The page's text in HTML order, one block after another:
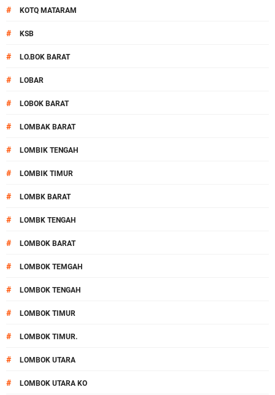
# KOTQ MATARAM
# KSB
# LO.BOK BARAT
# LOBAR
# LOBOK BARAT
# LOMBAK BARAT
# LOMBIK TENGAH
# LOMBIK TIMUR
# LOMBK BARAT
# LOMBK TENGAH
# LOMBOK BARAT
# LOMBOK TEMGAH
# LOMBOK TENGAH
# LOMBOK TIMUR
# LOMBOK TIMUR.
# LOMBOK UTARA
# LOMBOK UTARA KO